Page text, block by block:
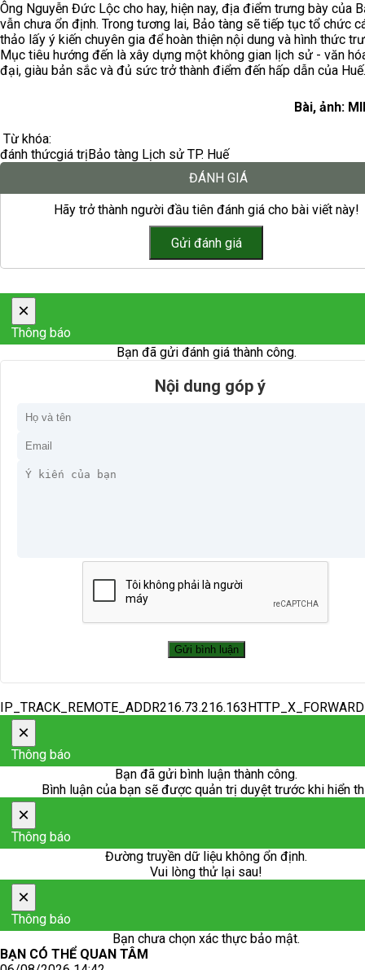
Ông Nguyễn Đức Lộc cho hay, hiện nay, địa điểm trưng bày của
vẫn chưa ổn định. Trong tương lai, Bảo tàng sẽ tiếp tục tổ chức
thảo lấy ý kiến chuyên gia để hoàn thiện nội dung và hình thức
Mục tiêu hướng đến là xây dựng một không gian lịch sử - văn
đại, giàu bản sắc và đủ sức trở thành điểm đến hấp dẫn của Huế.
Bài, ảnh:
Từ khóa:
đánh thứcgiá trịBảo tàng Lịch sử TP. Huế
ĐÁNH GIÁ
Hãy trở thành người đầu tiên đánh giá cho bài viết này!
×
Thông báo
Bạn đã gửi đánh giá thành công.
Nội dung góp ý
×
Thông báo
Bạn đã gửi bình luận thành công.
Bình luận của bạn sẽ được quản trị duyệt trước khi hiển
×
Thông báo
Đường truyền dữ liệu không ổn định.
Vui lòng thử lại sau!
×
Thông báo
Bạn chưa chọn xác thực bảo mật.
BẠN CÓ THỂ QUAN TÂM